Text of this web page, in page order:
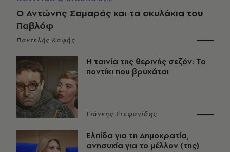
Ο Αντώνης Σαμαράς και τα σκυλάκια του
Παβλόφ
Παντελής Καψής
Η ταινία της θερινής σεζόν: Το
ποντίκι που βρυχάται
Γιάννης Στεφανίδης
Ελπίδα για τη Δημοκρατία,
ανησυχία για το μέλλον (της)